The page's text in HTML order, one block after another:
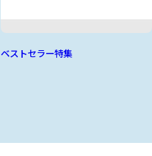
ベストセラー特集